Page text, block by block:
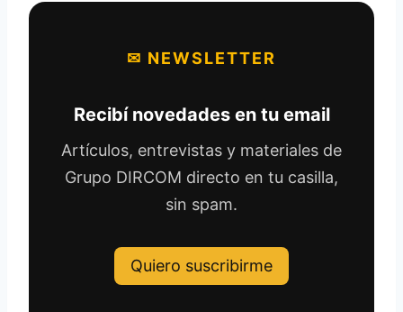
✉ NEWSLETTER
Recibí novedades en tu email
Artículos, entrevistas y materiales de
Grupo DIRCOM directo en tu casilla,
sin spam.
Quiero suscribirme